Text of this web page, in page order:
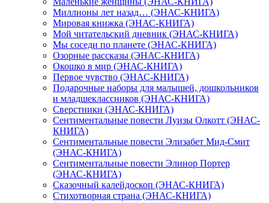
Миллионы лет назад… (ЭНАС-КНИГА)
Мировая книжка (ЭНАС-КНИГА)
Мой читательский дневник (ЭНАС-КНИГА)
Мы соседи по планете (ЭНАС-КНИГА)
Озорные рассказы (ЭНАС-КНИГА)
Окошко в мир (ЭНАС-КНИГА)
Первое чувство (ЭНАС-КНИГА)
Подарочные наборы для малышей, дошкольников
и младшеклассников (ЭНАС-КНИГА)
Сверстники (ЭНАС-КНИГА)
Сентиментальные повести Луизы Олкотт (ЭНАС-
КНИГА)
Сентиментальные повести Элизабет Мид-Смит
(ЭНАС-КНИГА)
Сентиментальные повести Элинор Портер
(ЭНАС-КНИГА)
Сказочный калейдоскоп (ЭНАС-КНИГА)
Стихотворная страна (ЭНАС-КНИГА)